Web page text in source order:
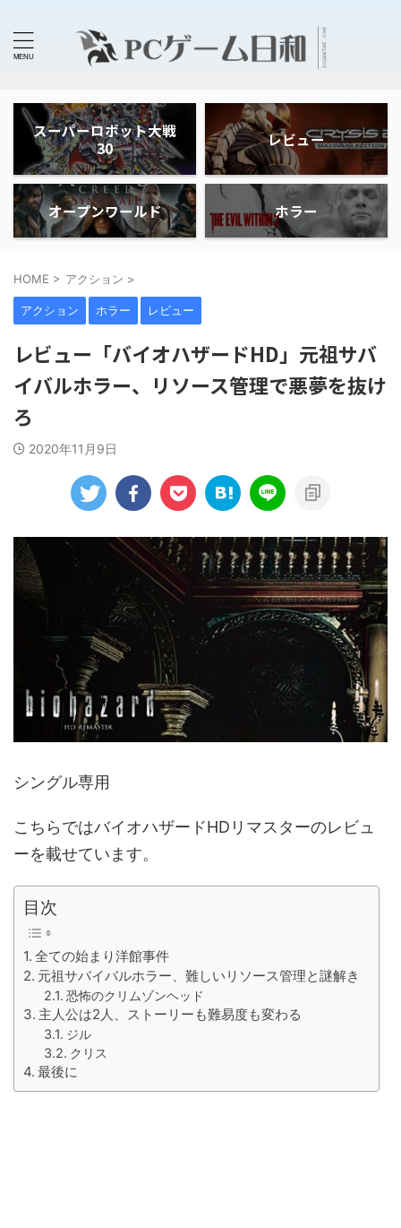
スーパーロボット大戦
30
レビュー
オープンワールド ホラー
HOME > アクション >
アクション ホラー レビュー
レビュー「バイオハザードHD」元祖サバ
イバルホラー、リソース管理で悪夢を抜け
ろ
2020年11月9日
シングル専用
こちらではバイオハザードHDリマスターのレビュ
ーを載せています。
目次
全ての始まり洋館事件
元祖サバイバルホラー、難しいリソース管理と謎解き
恐怖のクリムゾンヘッド
主人公は2人、ストーリーも難易度も変わる
ジル
クリス
最後に